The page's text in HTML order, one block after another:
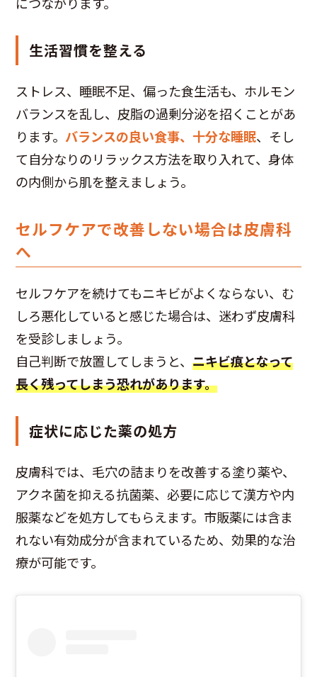
生活習慣を整える
ストレス、睡眠不足、偏った食生活も、ホルモン
バランスを乱し、皮脂の過剰分泌を招くことがあ
ります。 バランスの良い食事、十分な睡眠、そし
て自分なりのリラックス方法を取り入れて、身体
の内側から肌を整えましょう。
セルフケアで改善しない場合は皮膚科
へ
セルフケアを続けてもニキビがよくならない、む
しろ悪化していると感じた場合は、迷わず皮膚科
を受診しましょう。
自己判断で放置してしまうと、ニキビ痕となって
長く残ってしまう恐れがあります。
症状に応じた薬の処方
皮膚科では、毛穴の詰まりを改善する塗り薬や、
アクネ菌を抑える抗菌薬、必要に応じて漢方や内
服薬などを処方してもらえます。市販薬には含ま
れない有効成分が含まれているため、効果的な治
療が可能です。